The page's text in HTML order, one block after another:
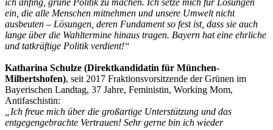
ich anfing, grüne Politik zu machen. Ich setze mich für Lösungen
ein, die alle Menschen mitnehmen und unsere Umwelt nicht
ausbeuten – Lösungen, deren Fundament so fest ist, dass sie auch
lange über die Wahltermine hinaus tragen. Bayern hat eine ehrliche
und tatkräftige Politik verdient!“
Katharina Schulze (Direktkandidatin für München-
Milbertshofen), seit 2017 Fraktionsvorsitzende der Grünen im
Bayerischen Landtag, 37 Jahre, Feministin, Working Mom,
Antifaschistin:
„Ich freue mich über die großartige Unterstützung und das
entgegengebrachte Vertrauen! Sehr gerne bin ich wieder